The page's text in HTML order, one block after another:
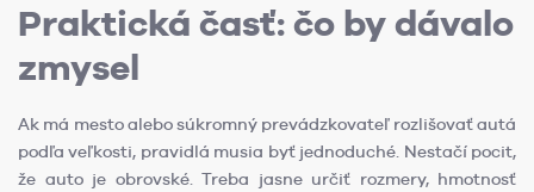
Praktická časť: čo by dávalo
zmysel
Ak má mesto alebo súkromný prevádzkovateľ rozlišovať autá
podľa veľkosti, pravidlá musia byť jednoduché. Nestačí pocit,
že auto je obrovské. Treba jasne určiť rozmery, hmotnosť